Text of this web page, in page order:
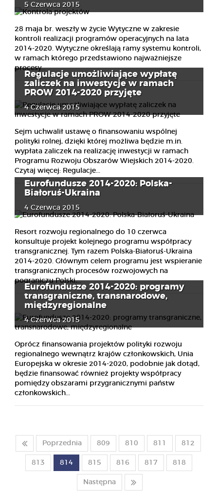
5 Czerwca 2015
28 maja br. weszły w życie Wytyczne w zakresie
kontroli realizacji programów operacyjnych na lata
2014-2020. Wytyczne określają ramy systemu kontroli,
w ramach którego przedstawiono najważniejsze
procesy...
Regulacje umożliwiające wypłatę
zaliczek na inwestycje w ramach
PROW 2014-2020 przyjęte
4 Czerwca 2015
Sejm uchwalił ustawę o finansowaniu wspólnej
polityki rolnej, dzięki której możliwa będzie m.in.
wypłata zaliczek na realizację inwestycji w ramach
Programu Rozwoju Obszarów Wiejskich 2014-2020.
Czytaj więcej: Regulacje...
Eurofundusze 2014-2020: Polska-
Białoruś-Ukraina
4 Czerwca 2015
Resort rozwoju regionalnego do 10 czerwca
konsultuje projekt kolejnego programu współpracy
transgranicznej. Tym razem Polska-Białoruś-Ukraina
2014-2020. Głównym celem programu jest wspieranie
transgranicznych procesów rozwojowych na
pograniczu Polski,...
Eurofundusze 2014-2020: programy
transgraniczne, transnarodowe,
międzyregionalne
4 Czerwca 2015
Oprócz finansowania projektów polityki rozwoju
regionalnego wewnątrz krajów członkowskich, Unia
Europejska w okresie 2014-2020, podobnie jak dotąd,
będzie finansować również projekty współpracy
pomiędzy obszarami przygranicznymi państw
członkowskich...
Poprzednia 809 810 811 812
813 814 815 816 817 818
Następna